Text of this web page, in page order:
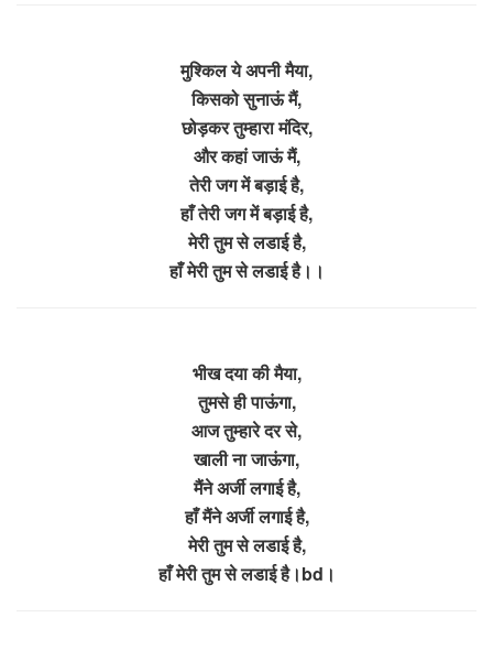
मुश्किल ये अपनी मैया,
किसको सुनाऊं मैं,
छोड़कर तुम्हारा मंदिर,
और कहां जाऊं मैं,
तेरी जग में बड़ाई है,
हाँ तेरी जग में बड़ाई है,
मेरी तुम से लडाई है,
हाँ मेरी तुम से लडाई है।।
भीख दया की मैया,
तुमसे ही पाऊंगा,
आज तुम्हारे दर से,
खाली ना जाऊंगा,
मैंने अर्जी लगाई है,
हाँ मैंने अर्जी लगाई है,
मेरी तुम से लडाई है,
हाँ मेरी तुम से लडाई है।bd।